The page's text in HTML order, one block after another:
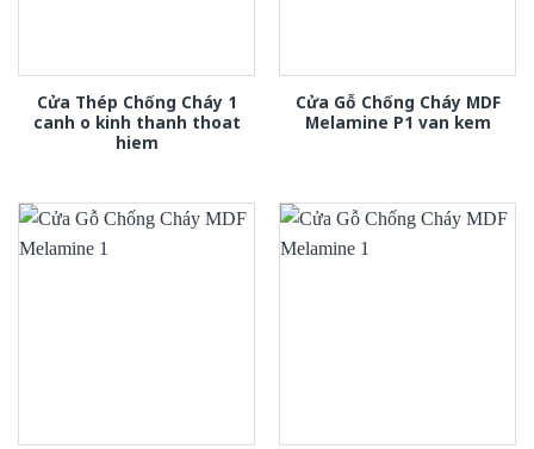
Cửa Thép Chống Cháy 1
canh o kinh thanh thoat
hiem
Cửa Gỗ Chống Cháy MDF
Melamine P1 van kem